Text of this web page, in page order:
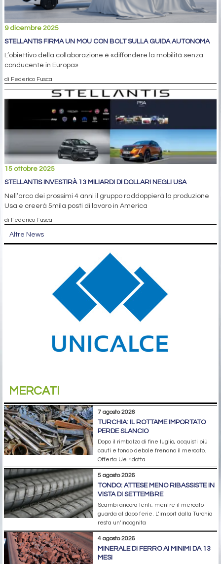
9 dicembre 2025
STELLANTIS FIRMA UN MOU CON BOLT SULLA GUIDA AUTONOMA
L’obiettivo della collaborazione è «diffondere la mobilità senza
conducente in Europa»
di Federico Fusca
15 ottobre 2025
STELLANTIS INVESTIRÀ 13 MILIARDI DI DOLLARI NEGLI USA
Nell’arco dei prossimi 4 anni il gruppo raddoppierà la produzione
Usa e creerà 5mila posti di lavoro in America
di Federico Fusca
Altre News
MERCATI
7 agosto 2026
TURCHIA: IL ROTTAME IMPORTATO
PERDE SLANCIO
Dopo il rimbalzo di fine luglio, acquisti più
cauti e tondo debole frenano il mercato.
Offerta Ue ridotta
5 agosto 2026
TONDO: ATTESE MENO RIBASSISTE IN
VISTA DI SETTEMBRE
Scambi ancora lenti, mentre il mercato
guarda al dopo ferie. L’import dalla Turchia
resta un’incognita
4 agosto 2026
MINERALE DI FERRO AI MINIMI DA 13
MESI